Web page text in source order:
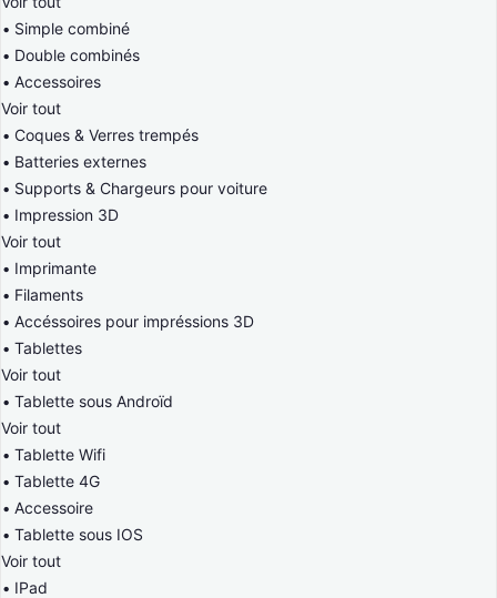
Simple combiné
Double combinés
Accessoires
Voir tout
Coques & Verres trempés
Batteries externes
Supports & Chargeurs pour voiture
Impression 3D
Voir tout
Imprimante
Filaments
Accéssoires pour impréssions 3D
Tablettes
Voir tout
Tablette sous Androïd
Voir tout
Tablette Wifi
Tablette 4G
Accessoire
Tablette sous IOS
Voir tout
IPad